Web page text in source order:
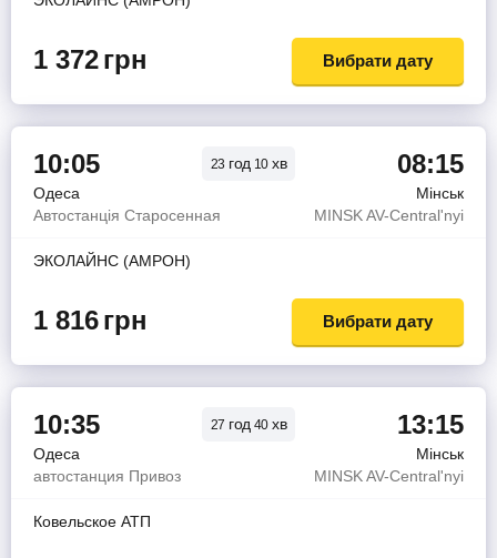
1 372грн Вибрати дату
10:05 23 год 10 хв 08:15
Одеса
Мінськ
Автостанція Старосенная
MINSK AV-Central'nyi
ЭКОЛАЙНС (АМРОН)
1 816грн Вибрати дату
10:35 27 год 40 хв 13:15
Одеса
Мінськ
автостанция Привоз
MINSK AV-Central'nyi
Ковельское АТП